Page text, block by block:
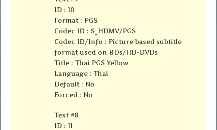
ID : 10
Format : PGS
Codec ID : S_HDMV/PGS
Codec ID/Info : Picture based subtitle
format used on BDs/HD-DVDs
Title : Thai PGS Yellow
Language : Thai
Default : No
Forced : No
Text #8
ID : 11